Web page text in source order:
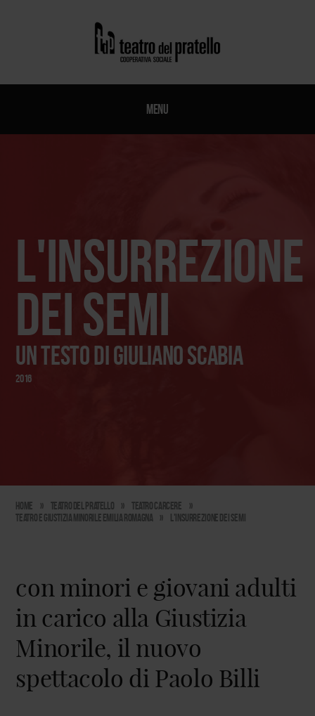
Menu
L'Insurrezione
dei Semi
un testo di Giuliano Scabia
2016
Home » Teatro del Pratello » Teatro carcere
»
Teatro e Giustizia Minorile Emilia Romagna
» L'Insurrezione dei Semi
con minori e giovani adulti
in carico alla Giustizia
Minorile, il nuovo
spettacolo di Paolo Billi